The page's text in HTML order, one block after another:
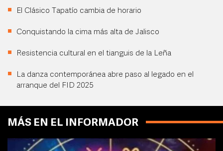
El Clásico Tapatío cambia de horario
Conquistando la cima más alta de Jalisco
Resistencia cultural en el tianguis de la Leña
La danza contemporánea abre paso al legado en el
arranque del FID 2025
MÁS EN EL INFORMADOR